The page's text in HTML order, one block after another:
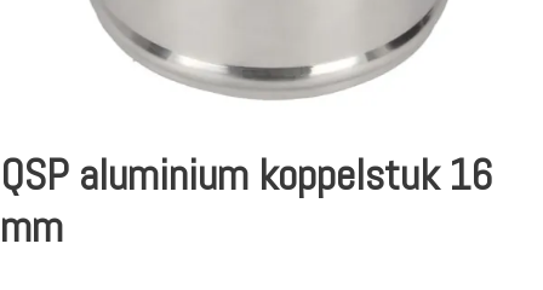
QSP aluminium koppelstuk 16
mm